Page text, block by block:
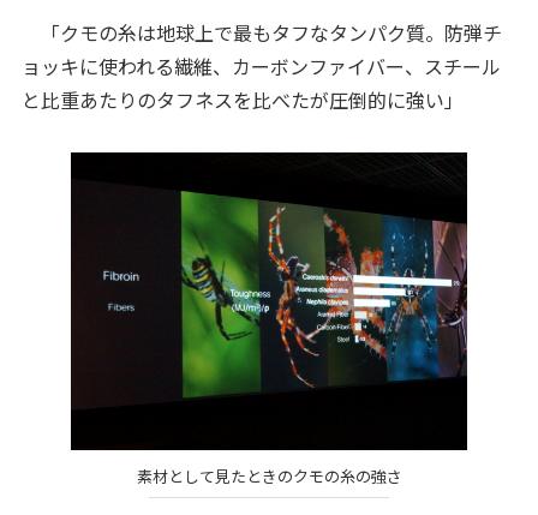
「クモの糸は地球上で最もタフなタンパク質。防弾チ
ョッキに使われる繊維、カーボンファイバー、スチール
と比重あたりのタフネスを比べたが圧倒的に強い」
素材として見たときのクモの糸の強さ